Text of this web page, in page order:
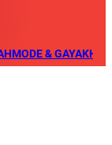
MODE & GAYA